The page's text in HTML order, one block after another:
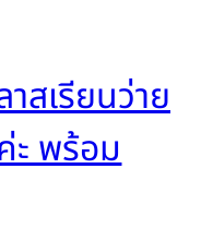
สเรียนว่าย
ะ พร้อม